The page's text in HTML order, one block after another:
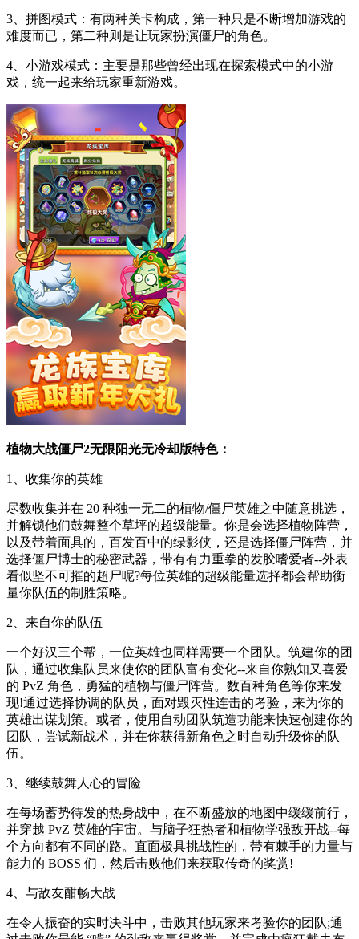
3、拼图模式：有两种关卡构成，第一种只是不断增加游戏的
难度而已，第二种则是让玩家扮演僵尸的角色。
4、小游戏模式：主要是那些曾经出现在探索模式中的小游
戏，统一起来给玩家重新游戏。
植物大战僵尸2无限阳光无冷却版特色：
1、收集你的英雄
尽数收集并在 20 种独一无二的植物/僵尸英雄之中随意挑选，
并解锁他们鼓舞整个草坪的超级能量。你是会选择植物阵营，
以及带着面具的，百发百中的绿影侠，还是选择僵尸阵营，并
选择僵尸博士的秘密武器，带有有力重拳的发胶嗜爱者--外表
看似坚不可摧的超尸呢?每位英雄的超级能量选择都会帮助衡
量你队伍的制胜策略。
2、来自你的队伍
一个好汉三个帮，一位英雄也同样需要一个团队。筑建你的团
队，通过收集队员来使你的团队富有变化--来自你熟知又喜爱
的 PvZ 角色，勇猛的植物与僵尸阵营。数百种角色等你来发
现!通过选择协调的队员，面对毁灭性连击的考验，来为你的
英雄出谋划策。或者，使用自动团队筑造功能来快速创建你的
团队，尝试新战术，并在你获得新角色之时自动升级你的队
伍。
3、继续鼓舞人心的冒险
在每场蓄势待发的热身战中，在不断盛放的地图中缓缓前行，
并穿越 PvZ 英雄的宇宙。与脑子狂热者和植物学强敌开战--每
个方向都有不同的路。直面极具挑战性的，带有棘手的力量与
能力的 BOSS 们，然后击败他们来获取传奇的奖赏!
4、与敌友酣畅大战
在令人振奋的实时决斗中，击败其他玩家来考验你的团队;通